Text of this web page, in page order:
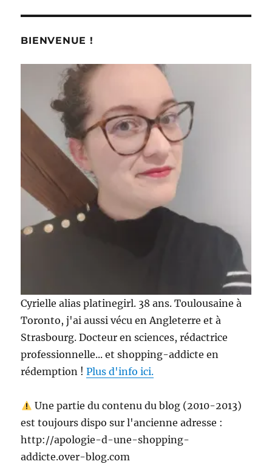
BIENVENUE !
Cyrielle alias platinegirl. 38 ans. Toulousaine à
Toronto, j'ai aussi vécu en Angleterre et à
Strasbourg. Docteur en sciences, rédactrice
professionnelle... et shopping-addicte en
rédemption !Plus d'info ici.
Une partie du contenu du blog (2010-2013)
est toujours dispo sur l'ancienne adresse :
http://apologie-d-une-shopping-
addicte.over-blog.com